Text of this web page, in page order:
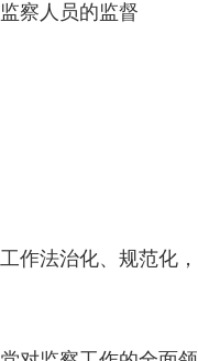
人员的监督
法治化、规范化，